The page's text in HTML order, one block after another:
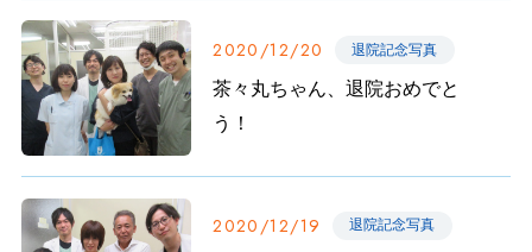
2020/12/20 退院記念写真
茶々丸ちゃん、退院おめでと
う！
2020/12/19 退院記念写真